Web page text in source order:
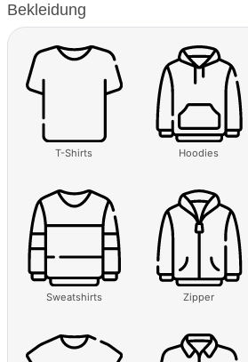
Bekleidung
T-Shirts Hoodies
Sweatshirts Zipper